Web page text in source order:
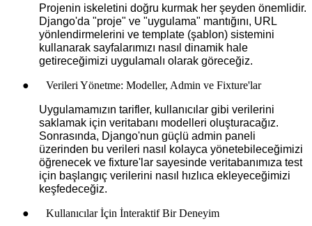
Projenin iskeletini doğru kurmak her şeyden önemlidir.
Django'da "proje" ve "uygulama" mantığını, URL
yönlendirmelerini ve template (şablon) sistemini
kullanarak sayfalarımızı nasıl dinamik hale
getireceğimizi uygulamalı olarak göreceğiz.
● Verileri Yönetme: Modeller, Admin ve Fixture'lar
Uygulamamızın tarifler, kullanıcılar gibi verilerini
saklamak için veritabanı modelleri oluşturacağız.
Sonrasında, Django'nun güçlü admin paneli
üzerinden bu verileri nasıl kolayca yönetebileceğimizi
öğrenecek ve fixture'lar sayesinde veritabanımıza test
için başlangıç verilerini nasıl hızlıca ekleyeceğimizi
keşfedeceğiz.
● Kullanıcılar İçin İnteraktif Bir Deneyim